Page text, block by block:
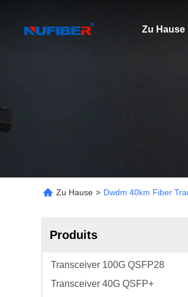
Zu Hause
Zu Hause > Dwdm 40km Fiber
Produits
Transceiver 100G QSFP28
Transceiver 40G QSFP+